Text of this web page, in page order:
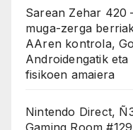
Sarean Zehar 420
muga-zerga
AAren kontrola,
Androidengatik
fisikoen amaiera
Nintendo Direct,
Gaming Room #129